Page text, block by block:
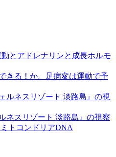
動とアドレナリンと成長ホルモ
足病変は運動で予
ネスリゾート 淡路島』の視察
ミトコンドリアDNA